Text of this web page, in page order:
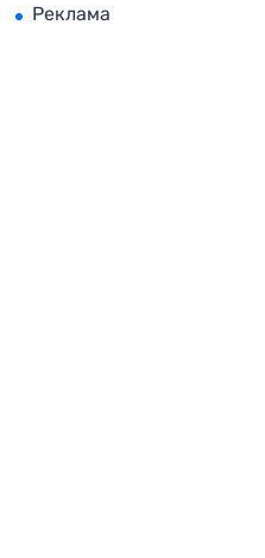
Реклама